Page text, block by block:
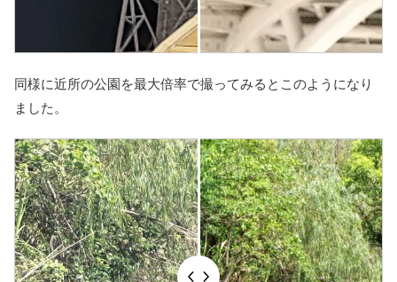
同様に近所の公園を最大倍率で撮ってみるとこのようになり
ました。